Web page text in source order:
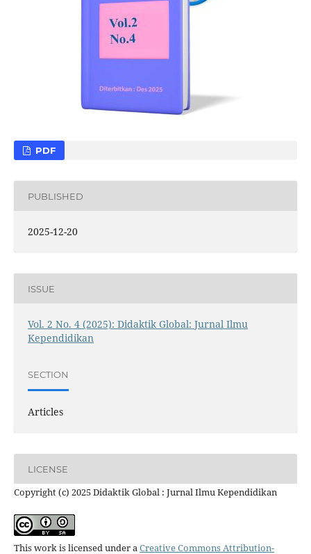
PDF
PUBLISHED
2025-12-20
ISSUE
Vol. 2 No. 4 (2025): Didaktik Global: Jurnal Ilmu
Kependidikan
SECTION
Articles
LICENSE
Copyright (c) 2025 Didaktik Global : Jurnal Ilmu Kependidikan
This work is licensed under aCreative Commons Attribution-